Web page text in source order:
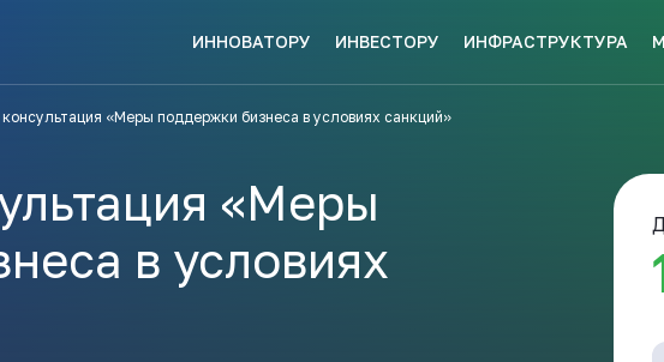
ИННОВАТОРУ ИНВЕСТОРУ ИНФРАСТРУКТУРА
«Меры поддержки бизнеса в условиях санкций»
«Меры
в условиях
В ПОИСКЕ МЕР
СЮДА
ПОЛЕЗНЫЕ СТАТЬИ